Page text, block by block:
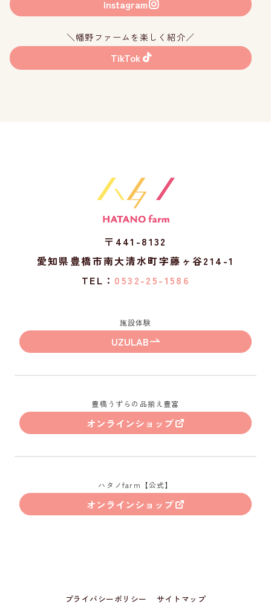
Instagram
＼幡野ファームを楽しく紹介／
TikTok
〒441-8132
愛知県豊橋市南大清水町字藤ヶ谷214-1
TEL： 0532-25-1586
施設体験
UZULAB
豊橋うずらの品揃え豊富
オンラインショップ
ハタノfarm【公式】
オンラインショップ
プライバシーポリシー サイトマップ